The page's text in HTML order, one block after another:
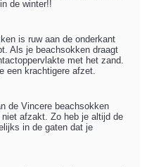
de winter!!
is ruw aan de onderkant
Als je beachsokken draagt
met het zand.
een krachtigere afzet.
de Vincere beachsokken
afzakt. Zo heb je altijd de
in de gaten dat je